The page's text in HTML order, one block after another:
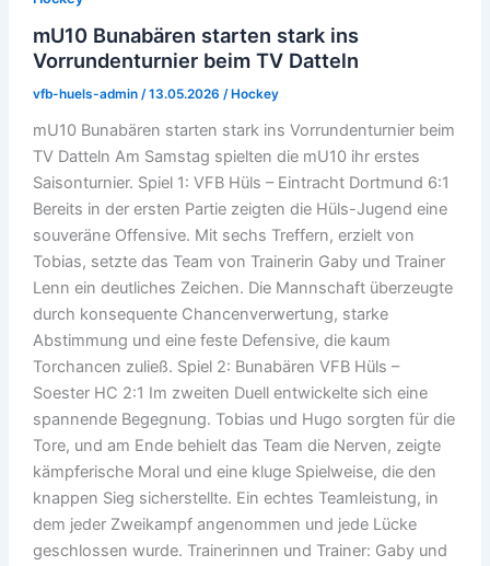
mU10 Bunabären starten stark ins
Vorrundenturnier beim TV Datteln
vfb-huels-admin /13.05.2026 / Hockey
mU10 Bunabären starten stark ins Vorrundenturnier beim
TV Datteln Am Samstag spielten die mU10 ihr erstes
Saisonturnier. Spiel 1: VFB Hüls – Eintracht Dortmund 6:1
Bereits in der ersten Partie zeigten die Hüls-Jugend eine
souveräne Offensive. Mit sechs Treffern, erzielt von
Tobias, setzte das Team von Trainerin Gaby und Trainer
Lenn ein deutliches Zeichen. Die Mannschaft überzeugte
durch konsequente Chancenverwertung, starke
Abstimmung und eine feste Defensive, die kaum
Torchancen zuließ. Spiel 2: Bunabären VFB Hüls –
Soester HC 2:1 Im zweiten Duell entwickelte sich eine
spannende Begegnung. Tobias und Hugo sorgten für die
Tore, und am Ende behielt das Team die Nerven, zeigte
kämpferische Moral und eine kluge Spielweise, die den
knappen Sieg sicherstellte. Ein echtes Teamleistung, in
dem jeder Zweikampf angenommen und jede Lücke
geschlossen wurde. Trainerinnen und Trainer: Gaby und